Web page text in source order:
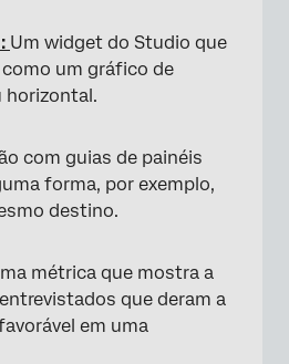
Um widget do Studio que
um gráfico de
horizontal.
com guias de painéis
forma, por exemplo,
destino.
métrica que mostra a
que deram a
em uma